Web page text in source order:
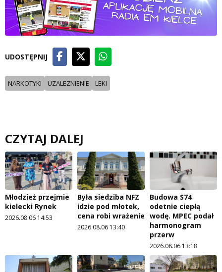
UDOSTĘPNIJ
NARKOTYKI UZALEZNIENIE LEKI
CZYTAJ DALEJ
Młodzież przejmie
kielecki Rynek
2026.08.06 14:53
Była siedziba NFZ
idzie pod młotek,
cena robi wrażenie
2026.08.06 13:40
Budowa S74
odetnie ciepłą
wodę. MPEC podał
harmonogram
przerw
2026.08.06 13:18